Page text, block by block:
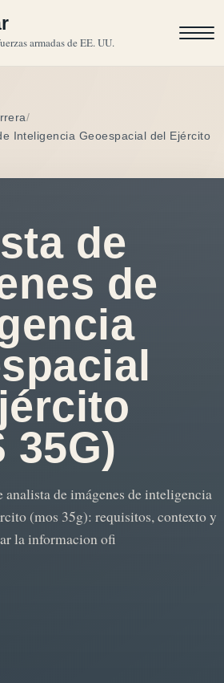
armadas de EE. UU.
Inteligencia Geoespacial del Ejército
de
de
35G)
analista de imágenes de inteligencia
(mos 35g): requisitos, contexto y
la informacion ofi